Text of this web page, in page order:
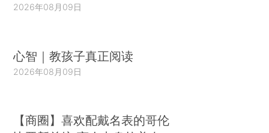
2026年08月09日
心智｜教孩子真正阅读
2026年08月09日
【商圈】喜欢配戴名表的哥伦